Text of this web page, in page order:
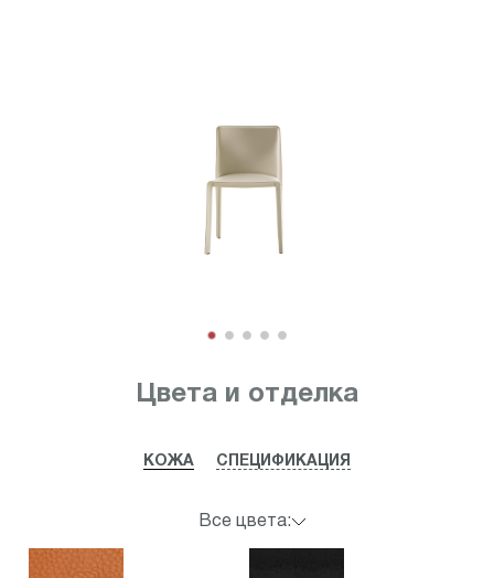
Цвета и отделка
КОЖА СПЕЦИФИКАЦИЯ
Все цвета: